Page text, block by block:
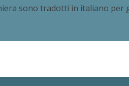
sono tradotti in italiano per